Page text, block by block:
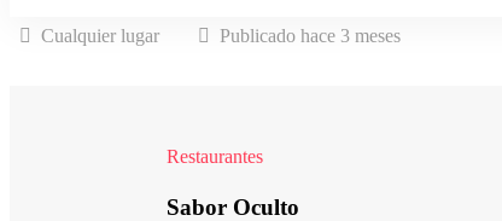
Cualquier lugar Publicado hace 3 meses
Restaurantes
Sabor Oculto